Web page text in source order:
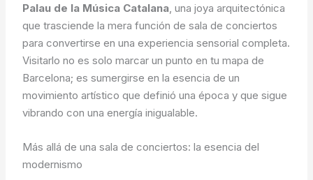
Palau de la Música Catalana, una joya arquitectónica
que trasciende la mera función de sala de conciertos
para convertirse en una experiencia sensorial completa.
Visitarlo no es solo marcar un punto en tu mapa de
Barcelona; es sumergirse en la esencia de un
movimiento artístico que definió una época y que sigue
vibrando con una energía inigualable.
Más allá de una sala de conciertos: la esencia del
modernismo